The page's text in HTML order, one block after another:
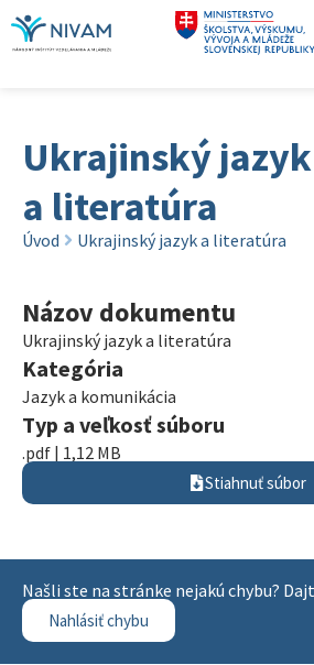
Ukrajinský jazyk
a literatúra
Úvod Ukrajinský jazyk a literatúra
Názov dokumentu
Ukrajinský jazyk a literatúra
Kategória
Jazyk a komunikácia
Typ a veľkosť súboru
.pdf | 1,12 MB
Stiahnuť súbor
Našli ste na stránke nejakú chybu?
Nahlásiť chybu